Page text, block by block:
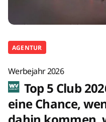
AGENTUR
Werbejahr 2026
Top 5 Club
eine Chance,